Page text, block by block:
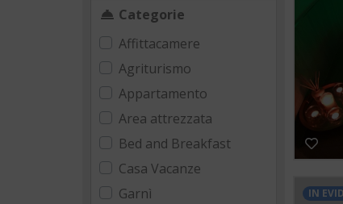
IN
Categorie
Affittacamere
Agriturismo
Appartamento
Area attrezzata
Bed and Breakfast
Casa Vacanze
Garnì